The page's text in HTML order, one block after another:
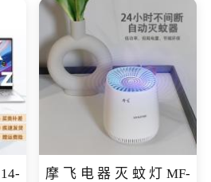
摩飞电器灭蚊灯MF-